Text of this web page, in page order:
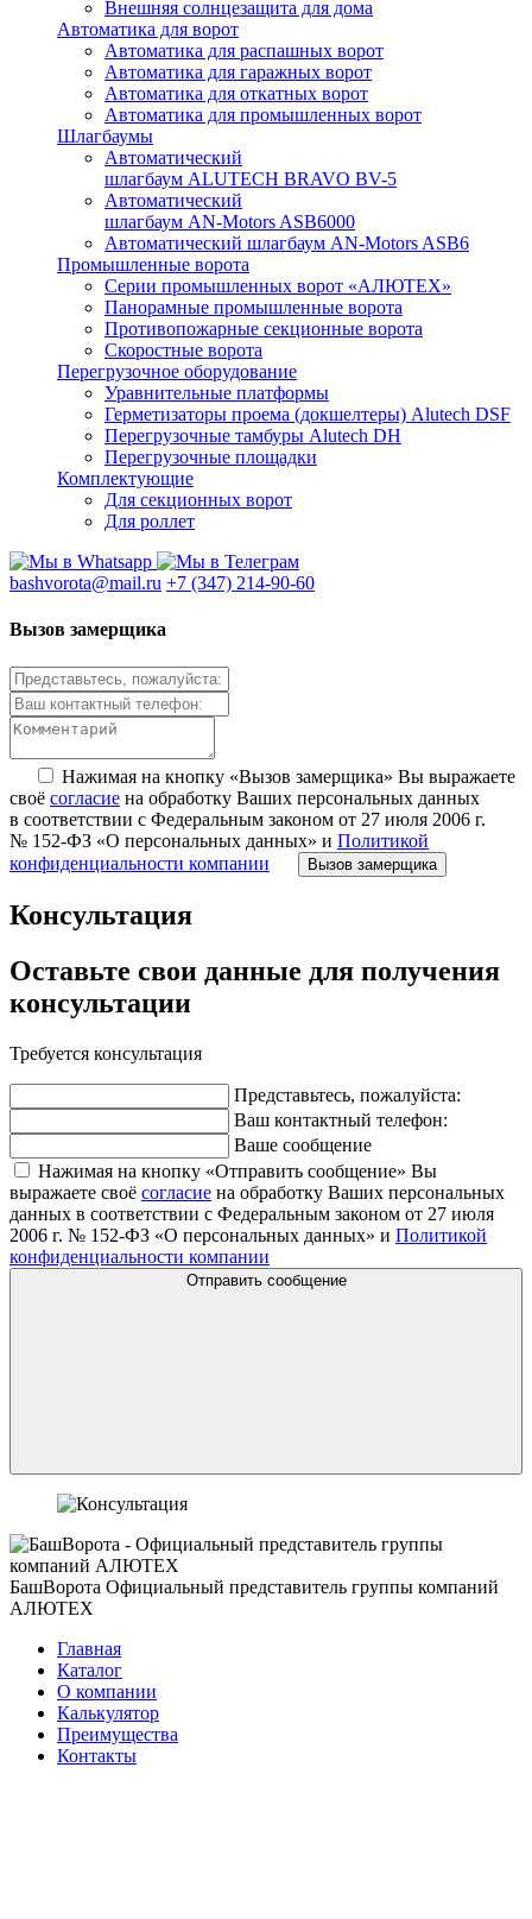
Внешняя солнцезащита для дома
Автоматика для ворот
Автоматика для распашных ворот
Автоматика для гаражных ворот
Автоматика для откатных ворот
Автоматика для промышленных ворот
Шлагбаумы
Автоматический
шлагбаум ALUTECH BRAVO BV-5
Автоматический
шлагбаум AN-Motors ASB6000
Автоматический шлагбаум AN-Motors ASB6
Промышленные ворота
Серии промышленных ворот «АЛЮТЕХ»
Панорамные промышленные ворота
Противопожарные секционные ворота
Скоростные ворота
Перегрузочное оборудование
Уравнительные платформы
Герметизаторы проема (докшелтеры) Alutech DSF
Перегрузочные тамбуры Alutech DH
Перегрузочные площадки
Комплектующие
Для секционных ворот
Для роллет
bashvorota@mail.ru +7 (347) 214-90-60
Вызов замерщика
Нажимая на кнопку «Вызов замерщика» Вы выражаете
своё согласие на обработку Ваших персональных данных
в соответствии с Федеральным законом от 27 июля 2006 г.
№ 152-ФЗ «О персональных данных» и Политикой
конфиденциальности компании
Вызов замерщика
Консультация
Оставьте свои данные для получения
консультации
Требуется консультация
Представьтесь, пожалуйста:
Ваш контактный телефон:
Ваше сообщение
Нажимая на кнопку «Отправить сообщение» Вы
выражаете своё согласие на обработку Ваших персональных
данных в соответствии с Федеральным законом от 27 июля
2006 г. № 152-ФЗ «О персональных данных» и Политикой
конфиденциальности компании
Отправить сообщение
БашВорота Официальный представитель группы компаний
АЛЮТЕХ
Главная
Каталог
О компании
Калькулятор
Преимущества
Контакты